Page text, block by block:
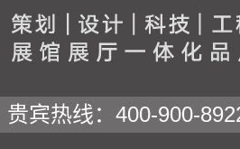
贵宾热线：400-900-